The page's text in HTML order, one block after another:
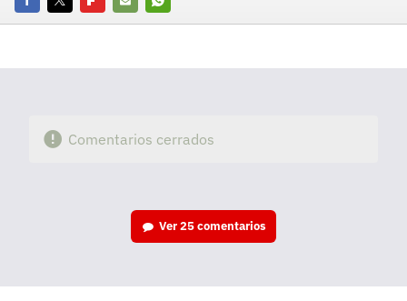
FacebookTwitterFlipboard
E-
Whatsapp
Comentarios cerrados
Ver25 comentarios